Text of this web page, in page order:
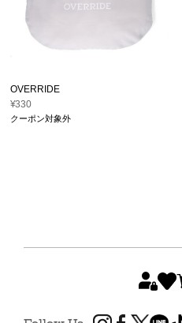
OVERRIDE
¥330
クーポン対象外